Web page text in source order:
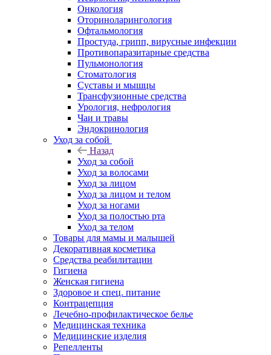
Онкология
Оториноларингология
Офтальмология
Простуда, грипп, вирусные инфекции
Противопаразитарные средства
Пульмонология
Стоматология
Суставы и мышцы
Трансфузионные средства
Урология, нефрология
Чаи и травы
Эндокринология
Уход за собой
Назад
Уход за собой
Уход за волосами
Уход за лицом
Уход за лицом и телом
Уход за ногами
Уход за полостью рта
Уход за телом
Товары для мамы и малышей
Декоративная косметика
Средства реабилитации
Гигиена
Женская гигиена
Здоровое и спец. питание
Контрацепция
Лечебно-профилактическое белье
Медицинская техника
Медицинские изделия
Репелленты